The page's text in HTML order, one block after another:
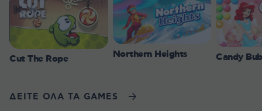
Cut The Rope Northern Heights Candy
ΔΕΙΤΕ ΟΛΑ ΤΑ GAMES